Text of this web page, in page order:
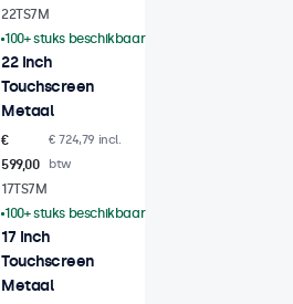
22 Inch
Touchscreen
Metaal
22TS7M
100+ stuks beschikbaar
€
599,00
€ 724,79 incl.
btw
17 Inch
Touchscreen
Metaal
17TS7M
100+ stuks beschikbaar